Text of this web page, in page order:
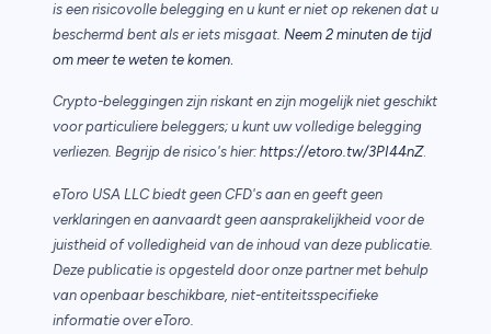
is een risicovolle belegging en u kunt er niet op rekenen dat u
beschermd bent als er iets misgaat. Neem 2 minuten de tijd
om meer te weten te komen.
Crypto-beleggingen zijn riskant en zijn mogelijk niet geschikt
voor particuliere beleggers; u kunt uw volledige belegging
verliezen. Begrijp de risico's hier: https://etoro.tw/3PI44nZ.
eToro USA LLC biedt geen CFD's aan en geeft geen
verklaringen en aanvaardt geen aansprakelijkheid voor de
juistheid of volledigheid van de inhoud van deze publicatie.
Deze publicatie is opgesteld door onze partner met behulp
van openbaar beschikbare, niet-entiteitsspecifieke
informatie over eToro.